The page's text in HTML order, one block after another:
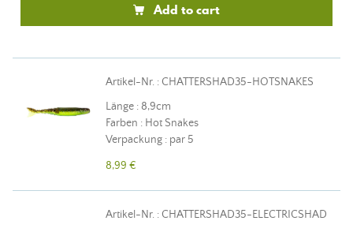
Add to cart
Artikel-Nr. : CHATTERSHAD35-HOTSNAKES
Länge : 8,9cm
Farben : Hot Snakes
Verpackung : par 5
8,99 €
Artikel-Nr. : CHATTERSHAD35-ELECTRICSHAD